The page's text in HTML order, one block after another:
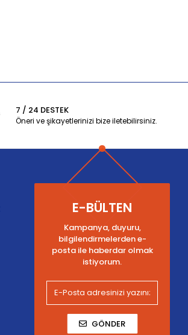
7 / 24 DESTEK
Öneri ve şikayetlerinizi bize iletebilirsiniz.
E-BÜLTEN
Kampanya, duyuru,
bilgilendirmelerden e-
posta ile haberdar olmak
istiyorum.
GÖNDER